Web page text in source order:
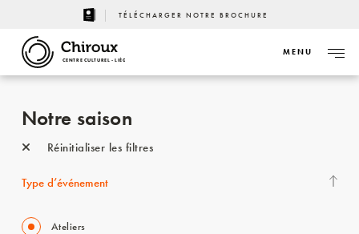
TÉLÉCHARGER NOTRE BROCHURE
CENTRE CULTUREL - LIÈGE
MENU
Notre saison
Réinitialiser les filtres
Type d’événement
Ateliers